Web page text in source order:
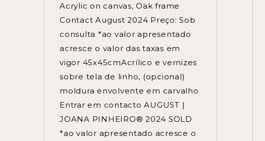
Acrylic on canvas, Oak frame
Contact August 2024 Preço: Sob
consulta *ao valor apresentado
acresce o valor das taxas em
vigor 45x45cmAcrílico e vernizes
sobre tela de linho, (opcional)
moldura envolvente em carvalho
Entrar em contacto AUGUST |
JOANA PINHEIRO® 2024 SOLD
*ao valor apresentado acresce o